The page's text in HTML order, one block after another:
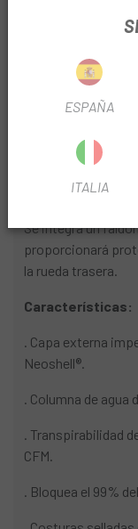
al tiempo que
completo rango
Las costuras
prenda.
Gran capacidad
exteriores, de
Se integra un
proporcionará
la rueda trasera.
Características:
. Capa externa
Neoshell®.
. Columna de agua
. Transpirabilidad
CFM.
. Bloquea el 99%
ESPAÑA
ITALIA